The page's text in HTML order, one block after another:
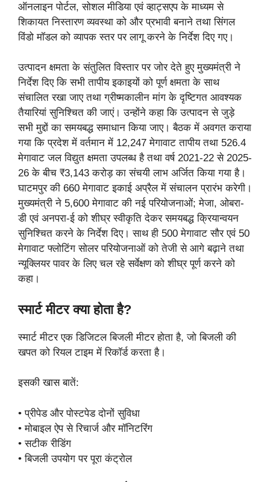
ऑनलाइन पोर्टल, सोशल मीडिया एवं व्हाट्सएप के माध्यम से
शिकायत निस्तारण व्यवस्था को और प्रभावी बनाने तथा सिंगल
विंडो मॉडल को व्यापक स्तर पर लागू करने के निर्देश दिए गए।
उत्पादन क्षमता के संतुलित विस्तार पर जोर देते हुए मुख्यमंत्री ने
निर्देश दिए कि सभी तापीय इकाइयों को पूर्ण क्षमता के साथ
संचालित रखा जाए तथा ग्रीष्मकालीन मांग के दृष्टिगत आवश्यक
तैयारियां सुनिश्चित की जाएं। उन्होंने कहा कि उत्पादन से जुड़े
सभी मुद्दों का समयबद्ध समाधान किया जाए। बैठक में अवगत कराया
गया कि प्रदेश में वर्तमान में 12,247 मेगावाट तापीय तथा 526.4
मेगावाट जल विद्युत क्षमता उपलब्ध है तथा वर्ष 2021-22 से 2025-
26 के बीच ₹3,143 करोड़ का संचयी लाभ अर्जित किया गया है।
घाटमपुर की 660 मेगावाट इकाई अप्रैल में संचालन प्रारंभ करेगी।
मुख्यमंत्री ने 5,600 मेगावाट की नई परियोजनाओं; मेजा, ओबरा-
डी एवं अनपरा-ई को शीघ्र स्वीकृति देकर समयबद्ध क्रियान्वयन
सुनिश्चित करने के निर्देश दिए। साथ ही 500 मेगावाट सौर एवं 50
मेगावाट फ्लोटिंग सोलर परियोजनाओं को तेजी से आगे बढ़ाने तथा
न्यूक्लियर पावर के लिए चल रहे सर्वेक्षण को शीघ्र पूर्ण करने को
कहा।
स्मार्ट मीटर क्या होता है?
स्मार्ट मीटर एक डिजिटल बिजली मीटर होता है, जो बिजली की
खपत को रियल टाइम में रिकॉर्ड करता है।
इसकी खास बातें:
• प्रीपेड और पोस्टपेड दोनों सुविधा
• मोबाइल ऐप से रिचार्ज और मॉनिटरिंग
• सटीक रीडिंग
• बिजली उपयोग पर पूरा कंट्रोल